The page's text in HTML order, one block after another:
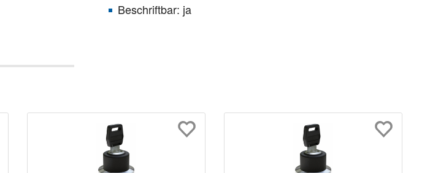
Beschriftbar: ja